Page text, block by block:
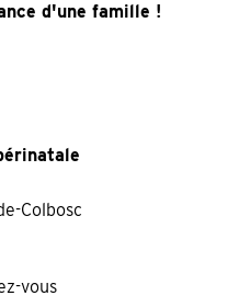
d'une famille !
Colbosc
vous